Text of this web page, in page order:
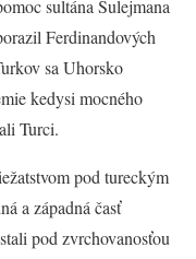
sultána Sulejmana
Ferdinandových
sa Uhorsko
kedysi mocného
Turci.
pod tureckým
a západná časť
pod zvrchovanosťou